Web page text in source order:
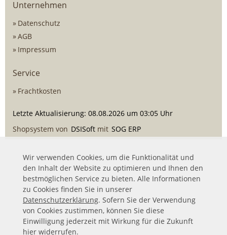
Unternehmen
Datenschutz
AGB
Impressum
Service
Frachtkosten
Letzte Aktualisierung: 08.08.2026 um 03:05 Uhr
Shopsystem von DSISoft mit SOG ERP
Wir verwenden Cookies, um die Funktionalität und
den Inhalt der Website zu optimieren und Ihnen den
bestmöglichen Service zu bieten. Alle Informationen
zu Cookies finden Sie in unserer
Datenschutzerklärung. Sofern Sie der Verwendung
von Cookies zustimmen, können Sie diese
Einwilligung jederzeit mit Wirkung für die Zukunft
hier widerrufen.